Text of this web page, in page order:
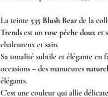
La teinte 535 Blush Bear de la
Trends est un rose pêche doux et
chaleureux et sain.
Sa tonalité subtile et élégante en
occasions – des manucures
élégants.
C’est une couleur qui allie